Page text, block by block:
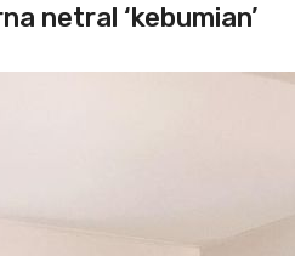
netral ‘kebumian’